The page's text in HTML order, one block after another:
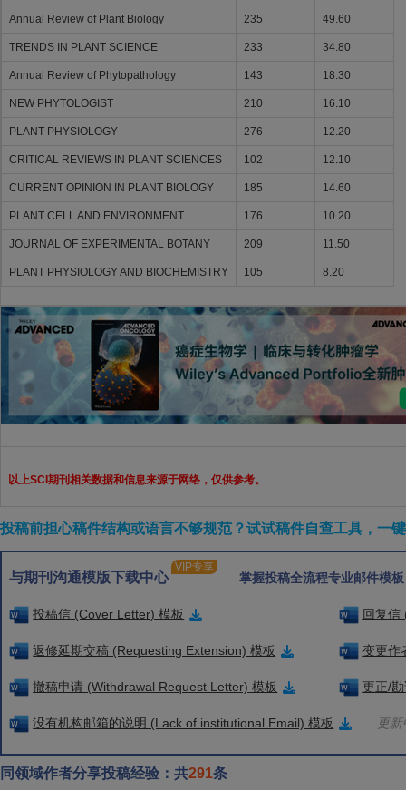
Annual Review of Plant Biology 235 49.60
TRENDS IN PLANT SCIENCE 233 34.80
Annual Review of Phytopathology 143 18.30
NEW PHYTOLOGIST 210 16.10
PLANT PHYSIOLOGY 276 12.20
CRITICAL REVIEWS IN PLANT SCIENCES 102 12.10
CURRENT OPINION IN PLANT BIOLOGY 185 14.60
PLANT CELL AND ENVIRONMENT 176 10.20
JOURNAL OF EXPERIMENTAL BOTANY 209 11.50
PLANT PHYSIOLOGY AND BIOCHEMISTRY 105 8.20
以上SCI期刊相关数据和信息来源于网络，仅供参考。
投稿前担心稿件结构或语言不够规范？试试稿件自查工具，一
与期刊沟通模版下载中心
VIP专享
掌握投稿全流程专业邮件模
投稿信 (Cover Letter) 模板 回复信
返修延期交稿 (Requesting Extension) 模板 变更作
撤稿申请 (Withdrawal Request Letter) 模板 更正/
没有机构邮箱的说明 (Lack of institutional Email) 模板 更
同领域作者分享投稿经验：共291条